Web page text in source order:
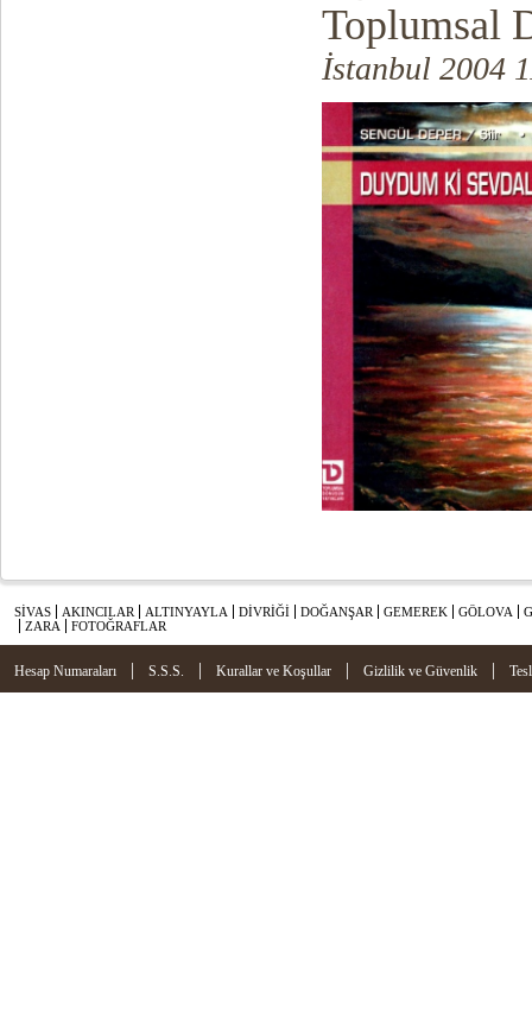
Toplumsal
İstanbul 2004
SİVAS AKINCILAR ALTINYAYLA DİVRİĞİ DOĞANŞAR GEMEREK GÖLOVA
ZARA
FOTOĞRAFLAR
Hesap Numaraları | S.S.S. | Kurallar ve Koşullar | Gizlilik ve Güvenlik |